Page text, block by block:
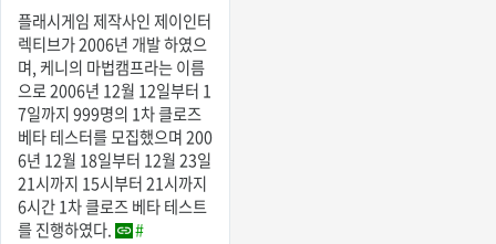
플래시게임 제작사인 제이인터
렉티브가 2006년 개발 하였으
며, 케니의 마법캠프라는 이름
으로 2006년 12월 12일부터 1
7일까지 999명의 1차 클로즈
베타 테스터를 모집했으며 200
6년 12월 18일부터 12월 23일
21시까지 15시부터 21시까지
6시간 1차 클로즈 베타 테스트
를 진행하였다.
#